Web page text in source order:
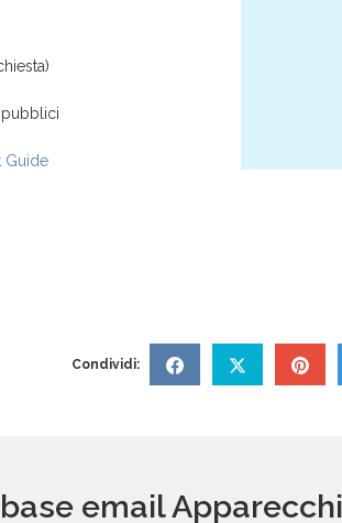
pubblici
Guide
Condividi:
email